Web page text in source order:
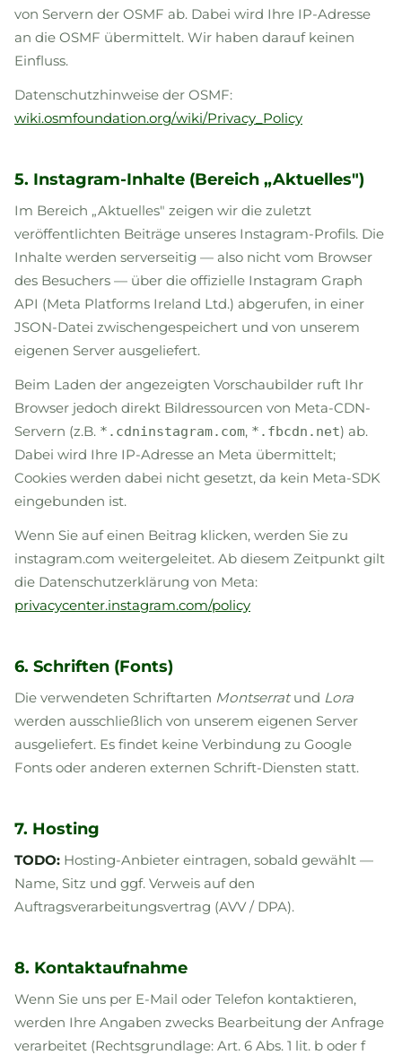
von Servern der OSMF ab. Dabei wird Ihre IP-Adresse
an die OSMF übermittelt. Wir haben darauf keinen
Einfluss.
Datenschutzhinweise der OSMF:
wiki.osmfoundation.org/wiki/Privacy_Policy
5. Instagram-Inhalte (Bereich „Aktuelles")
Im Bereich „Aktuelles" zeigen wir die zuletzt
veröffentlichten Beiträge unseres Instagram-Profils. Die
Inhalte werden serverseitig — also nicht vom Browser
des Besuchers — über die offizielle Instagram Graph
API (Meta Platforms Ireland Ltd.) abgerufen, in einer
JSON-Datei zwischengespeichert und von unserem
eigenen Server ausgeliefert.
Beim Laden der angezeigten Vorschaubilder ruft Ihr
Browser jedoch direkt Bildressourcen von Meta-CDN-
Servern (z.B. *.cdninstagram.com, *.fbcdn.net) ab.
Dabei wird Ihre IP-Adresse an Meta übermittelt;
Cookies werden dabei nicht gesetzt, da kein Meta-SDK
eingebunden ist.
Wenn Sie auf einen Beitrag klicken, werden Sie zu
instagram.com weitergeleitet. Ab diesem Zeitpunkt gilt
die Datenschutzerklärung von Meta:
privacycenter.instagram.com/policy
6. Schriften (Fonts)
Die verwendeten Schriftarten Montserratund Lora
werden ausschließlich von unserem eigenen Server
ausgeliefert. Es findet keine Verbindung zu Google
Fonts oder anderen externen Schrift-Diensten statt.
7. Hosting
TODO: Hosting-Anbieter eintragen, sobald gewählt —
Name, Sitz und ggf. Verweis auf den
Auftragsverarbeitungsvertrag (AVV / DPA).
8. Kontaktaufnahme
Wenn Sie uns per E-Mail oder Telefon kontaktieren,
werden Ihre Angaben zwecks Bearbeitung der Anfrage
verarbeitet (Rechtsgrundlage: Art. 6 Abs. 1 lit. b oder f